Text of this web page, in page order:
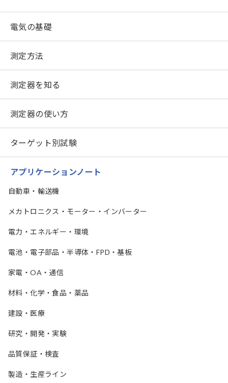
電気の基礎
測定方法
測定器を知る
測定器の使い方
ターゲット別試験
アプリケーションノート
自動車・輸送機
メカトロニクス・モーター・インバーター
電力・エネルギー・環境
電池・電子部品・半導体・FPD・基板
家電・OA・通信
材料・化学・食品・薬品
建設・医療
研究・開発・実験
品質保証・検査
製造・生産ライン